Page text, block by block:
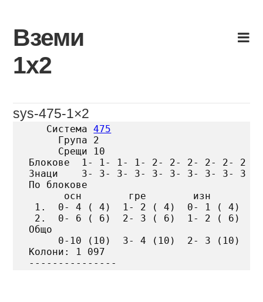
content
Вземи
1х2
sys-475-1×2
   Система
475
     Група 2
     Срещи 10
Блокове  1- 1- 1- 1- 2- 2- 2- 2- 2- 2
Знаци    3- 3- 3- 3- 3- 3- 3- 3- 3- 3
По блокове
      осн        гре        изн
1.  0- 4 ( 4)  1- 2 ( 4)  0- 1 ( 4)
2.  0- 6 ( 6)  2- 3 ( 6)  1- 2 ( 6)
Общо
     0-10 (10)  3- 4 (10)  2- 3 (10)
Колони: 1 097